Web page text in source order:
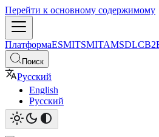
Перейти к основному содержимому
ПлатформаESMITSMITAMSDLC
Поиск
Русский
English
Русский